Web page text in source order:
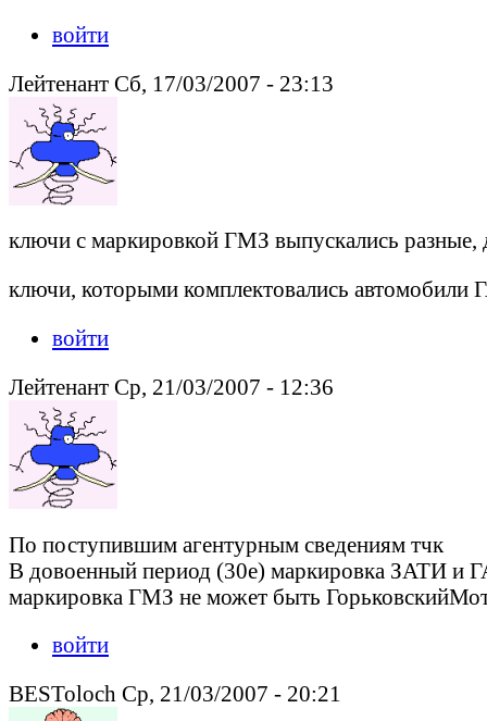
войти
Лейтенант Сб, 17/03/2007 - 23:13
ключи с маркировкой ГМЗ выпускались разные,
ключи, которыми комплектовались
войти
Лейтенант Ср, 21/03/2007 - 12:36
По поступившим агентурным сведениям тчк
В довоенный период (30е) маркировка ЗАТИ и
маркировка ГМЗ не может быть
войти
BESToloch Ср, 21/03/2007 - 20:21